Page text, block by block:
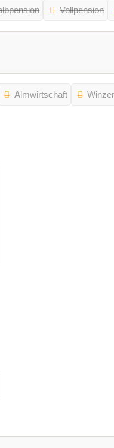
Vollpension
Almwirtschaft